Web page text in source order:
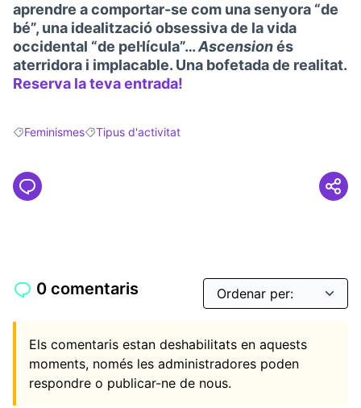
aprendre a comportar-se com una senyora “de
bé”, una idealització obsessiva de la vida
occidental “de pel·lícula”…Ascensionés
aterridora i implacable. Una bofetada de realitat.
Reserva la teva entrada!
Resultats en filtrar per: Feminismes
FeminismesResultats en filtrar per: Tipus d'activitat
Tipus d'activitat
0 comentaris
Els comentaris estan deshabilitats en aquests
moments, només les administradores poden
respondre o publicar-ne de nous.